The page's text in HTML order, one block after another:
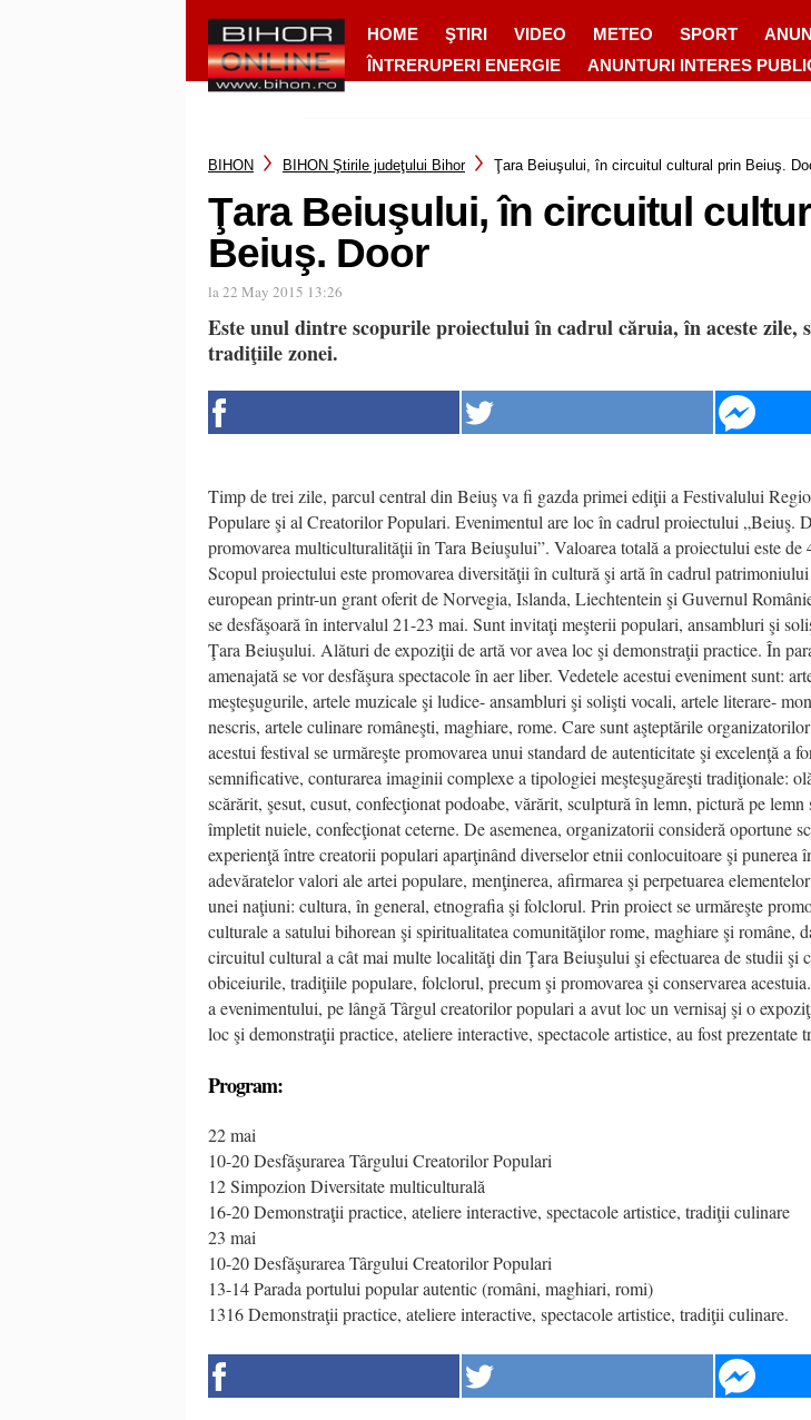
HOME ŞTIRI VIDEO METEO SPORT
ÎNTRERUPERI ENERGIE
ANUNTURI INTERES
BIHON BIHON Ştirile judeţului Bihor Ţara Beiuşului, în circuitul cultural prin Beiuş.
Ţara Beiuşului, în circuitul
Beiuş. Door
la 22 May 2015 13:26
Este unul dintre scopurile proiectului în cadrul căruia, în aceste zile,
tradiţiile zonei.
Timp de trei zile, parcul central din Beiuş va fi gazda primei ediţii a Festivalului
Populare şi al Creatorilor Populari. Evenimentul are loc în cadrul proiectului „Beiuş.
promovarea multiculturalităţii în Tara Beiuşului”. Valoarea totală a proiectului este de
Scopul proiectului este promovarea diversităţii în cultură şi artă în cadrul
european printr-un grant oferit de Norvegia, Islanda, Liechtentein şi Guvernul
se desfăşoară în intervalul 21-23 mai. Sunt invitaţi meşterii populari, ansambluri şi
Ţara Beiuşului. Alături de expoziţii de artă vor avea loc şi demonstraţii practice. În
amenajată se vor desfăşura spectacole în aer liber. Vedetele acestui eveniment sunt:
meşteşugurile, artele muzicale şi ludice- ansambluri şi solişti vocali, artele literare-
nescris, artele culinare româneşti, maghiare, rome. Care sunt aşteptările
acestui festival se urmăreşte promovarea unui standard de autenticitate şi excelenţă a
semnificative, conturarea imaginii complexe a tipologiei meşteşugăreşti tradiţionale:
scărărit, şesut, cusut, confecţionat podoabe, vărărit, sculptură în lemn, pictură pe lemn
împletit nuiele, confecţionat ceterne. De asemenea, organizatorii consideră oportune
experienţă între creatorii populari aparţinând diverselor etnii conlocuitoare şi punerea
adevăratelor valori ale artei populare, menţinerea, afirmarea şi perpetuarea
unei naţiuni: cultura, în general, etnografia şi folclorul. Prin proiect se urmăreşte
culturale a satului bihorean şi spiritualitatea comunităţilor rome, maghiare şi române,
circuitul cultural a cât mai multe localităţi din Ţara Beiuşului şi efectuarea de studii şi
obiceiurile, tradiţiile populare, folclorul, precum şi promovarea şi conservarea
a evenimentului, pe lângă Târgul creatorilor populari a avut loc un vernisaj şi o
loc şi demonstraţii practice, ateliere interactive, spectacole artistice, au fost prezentate
Program:
22 mai
10-20 Desfăşurarea Târgului Creatorilor Populari
12 Simpozion Diversitate multiculturală
16-20 Demonstraţii practice, ateliere interactive, spectacole artistice, tradiţii culinare
23 mai
10-20 Desfăşurarea Târgului Creatorilor Populari
13-14 Parada portului popular autentic (români, maghiari, romi)
1316 Demonstraţii practice, ateliere interactive, spectacole artistice, tradiţii culinare.